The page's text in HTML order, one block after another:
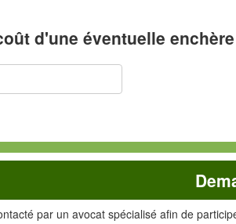
d'une éventuelle
par un avocat spécialisé afin de